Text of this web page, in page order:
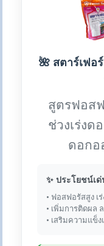
🌺 สตาร์เฟอ
สูตรฟอส
ช่วงเร่งด
ดอกอ
✨ ประโยชน์เด่
• ฟอสฟอรัสสูง เ
• เพิ่มการติดผล
• เสริมความแข็